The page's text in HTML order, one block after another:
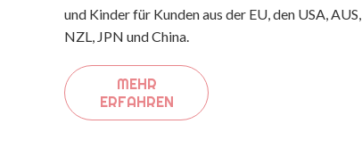
und Kinder für Kunden aus der EU, den USA, AUS,
NZL, JPN und China.
MEHR
ERFAHREN